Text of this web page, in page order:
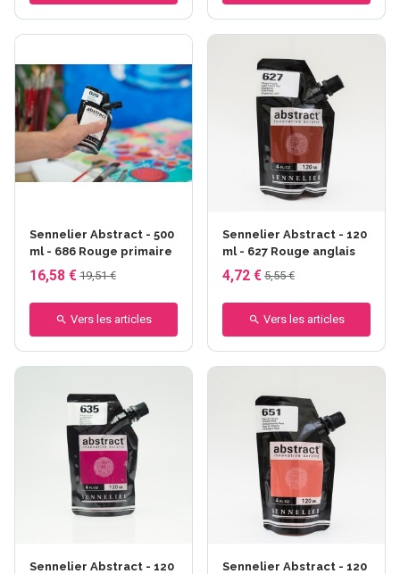
Sennelier Abstract - 500
ml - 686 Rouge primaire
16,58 € 19,51 €
Vers les articles
Sennelier Abstract - 120
ml - 627 Rouge anglais
4,72 € 5,55 €
Vers les articles
Sennelier Abstract - 120
Sennelier Abstract - 120